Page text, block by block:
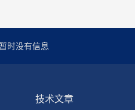
时没有信息
技术文章